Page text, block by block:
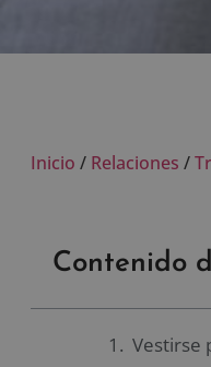
Inicio / Relaciones /
Contenido
Vestirse